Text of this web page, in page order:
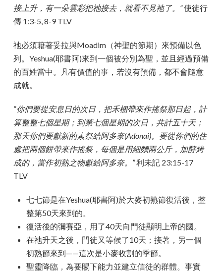
接上升，有一朵雲彩把祂接去，就看不見祂了。”使徒行
傳 1:3-5, 8-9 TLV
祂必須藉著妥拉與Moadim（神聖的節期）來預備以色
列。Yeshua(耶書阿)來到一個被分別為聖，並且經過預備
的百姓當中。凡有價值的事，若沒有預備，都不會隨意
成就。
”你們要從安息日的次日，把禾梱帶來作搖祭那日起，計
算整整七個星期；到第七個星期的次日，共計五十天；
那天你們要獻新的素祭給阿多奈(Adonai)。要從你們的住
處把兩個餅帶來作搖祭，每個是用細麵兩公斤，加酵烤
成的，當作初熟之物獻給阿多奈。”利未記 23:15-17
TLV
七七節是在Yeshua(耶書阿)於大麥初熟節復活後，整
整第50天來到的。
復活後的彌賽亞，用了40天向門徒顯明上帝的國。
在祂升天之後，門徒又等候了10天；接著，另一個
初熟節來到——這次是小麥收割的季節。
聖靈降臨，為要賜下能力並建立信徒的群體。事實